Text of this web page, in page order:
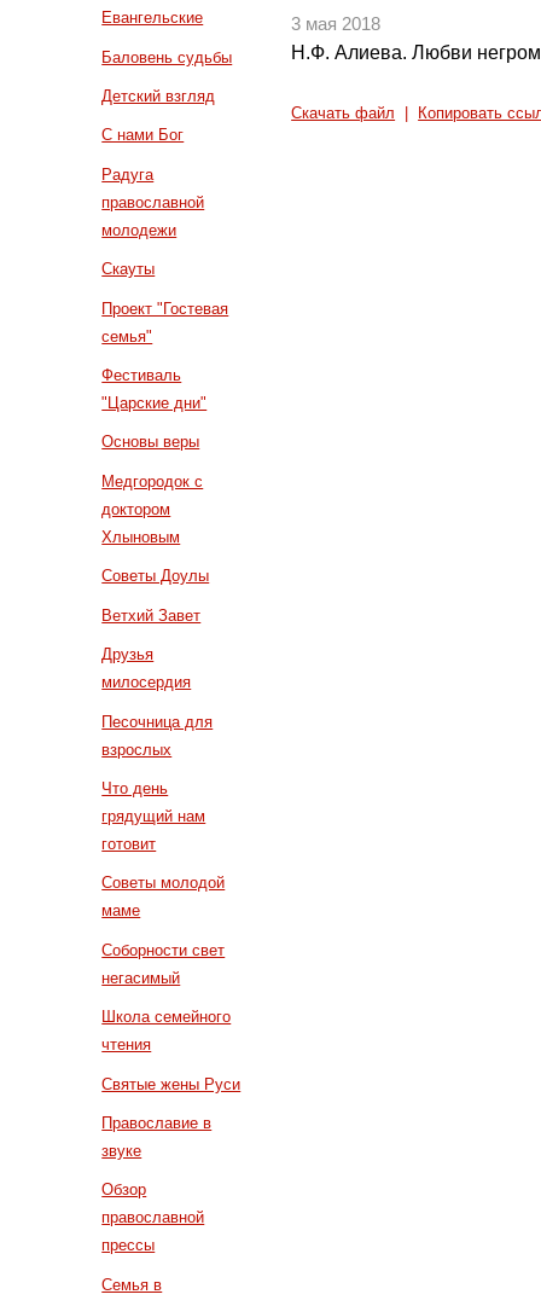
Евангельские
Баловень судьбы
Детский взгляд
С нами Бог
Радуга
православной
молодежи
Скауты
Проект "Гостевая
семья"
Фестиваль
"Царские дни"
Основы веры
Медгородок с
доктором
Хлыновым
Советы Доулы
Ветхий Завет
Друзья
милосердия
Песочница для
взрослых
Что день
грядущий нам
готовит
Советы молодой
маме
Соборности свет
негасимый
Школа семейного
чтения
Святые жены Руси
Православие в
звуке
Обзор
православной
прессы
Семья в
3 мая 2018
Н.Ф. Алиева. Любви
Скачать файл Копировать